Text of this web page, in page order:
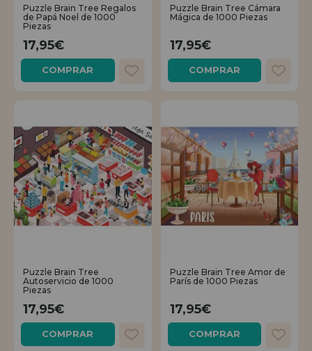
LIQUIDACIONES
INFORMACIÓN
955 333 133
Quiero registrarme como
nuevo cliente
Al crear una cuenta en casadelpuzzle.com podrás realizar tus compras
rápidamente en nuestra tienda virtual, revisar el estado de tus pedidos
y consultar tus operaciones anteriores.
NUEVO CLIENTE
Quiero registrarme como
nuevo distribuidor
¿Eres Profesional o Empresa?. ¿Quieres vender en tu negocio
nuestros productos?. Regístrate como distribuidor y conoce nuestras
condiciones de ventas con descuentos especiales para la distribución.
¡Adelante! Te estábamos esperando.
REGISTRO DISTRIBUIDOR
Puzzle Brain Tree Regalos
de Papá Noel de 1000
Piezas
17,95€
COMPRAR
Puzzle Brain Tree Cámara
Mágica de 1000 Piezas
17,95€
COMPRAR
Puzzle Brain Tree
Autoservicio de 1000
Piezas
17,95€
COMPRAR
Puzzle Brain Tree Amor de
París de 1000 Piezas
17,95€
COMPRAR